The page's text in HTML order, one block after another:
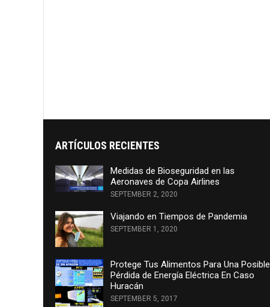
ARTÍCULOS RECIENTES
Medidas de Bioseguridad en las
Aeronaves de Copa Airlines
SEPTEMBER 2, 2020
Viajando en Tiempos de Pandemia
SEPTEMBER 1, 2020
Protege Tus Alimentos Para Una Posible
Pérdida de Energía Eléctrica En Caso
Huracán
SEPTEMBER 5, 2017